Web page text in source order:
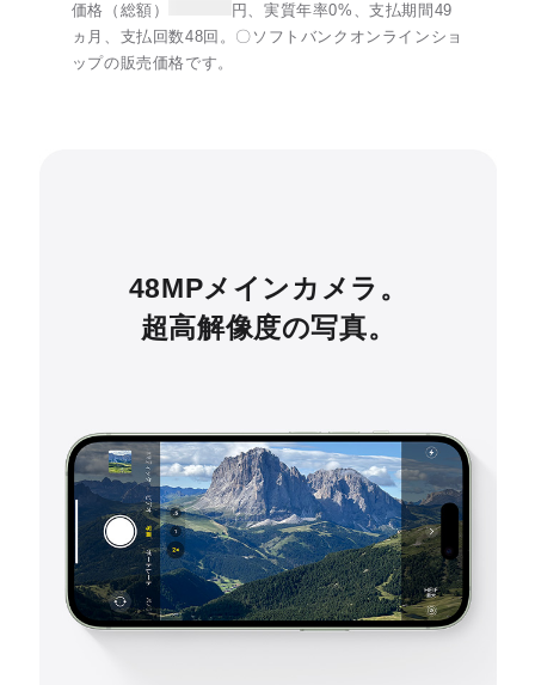
価格（総額）
円、実質年率0%、支払期間49
ヵ月、支払回数48回。〇ソフトバンクオンラインショ
ップの販売価格です。
48MPメインカメラ。
超高解像度の写真。